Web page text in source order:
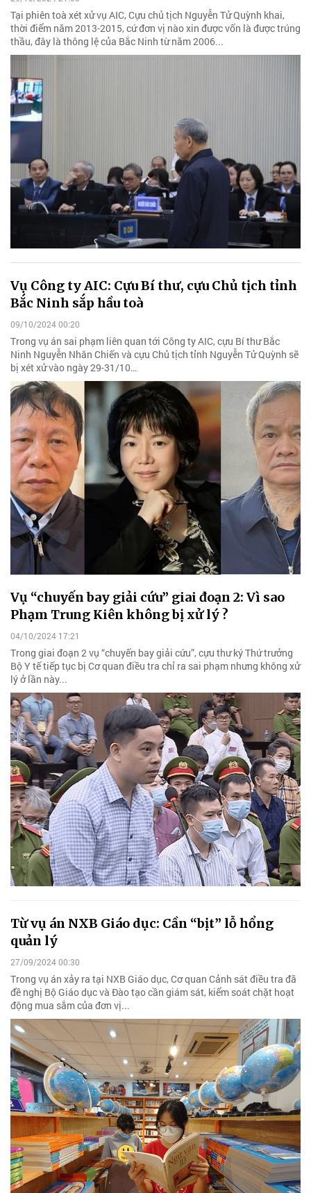
Tại phiên toà xét xử vụ AIC, Cựu chủ tịch Nguyễn Tử Quỳnh khai,
thời điểm năm 2013-2015, cứ đơn vị nào xin được vốn là được trúng
thầu, đây là thông lệ của Bắc Ninh từ năm 2006...
Vụ Công ty AIC: Cựu Bí thư, cựu Chủ tịch tỉnh
Bắc Ninh sắp hầu toà
09/10/2024 00:20
Trong vụ án sai phạm liên quan tới Công ty AIC, cựu Bí thư Bắc
Ninh Nguyễn Nhân Chiến và cựu Chủ tịch tỉnh Nguyễn Tử Quỳnh sẽ
bị xét xử vào ngày 29-31/10…
Vụ “chuyến bay giải cứu” giai đoạn 2: Vì sao
Phạm Trung Kiên không bị xử lý ?
04/10/2024 17:21
Trong giai đoạn 2 vụ “chuyến bay giải cứu”, cựu thư ký Thứ trưởng
Bộ Y tế tiếp tục bị Cơ quan điều tra chỉ ra sai phạm nhưng không xử
lý ở lần này...
Từ vụ án NXB Giáo dục: Cần “bịt” lỗ hổng
quản lý
27/09/2024 00:30
Trong vụ án xảy ra tại NXB Giáo dục, Cơ quan Cảnh sát điều tra đã
đề nghị Bộ Giáo dục và Đào tạo cần giám sát, kiểm soát chặt hoạt
động mua sắm của đơn vị...